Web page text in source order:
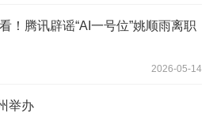
！腾讯辟谣“AI一号位”姚顺雨离职
2026-05-14
举办